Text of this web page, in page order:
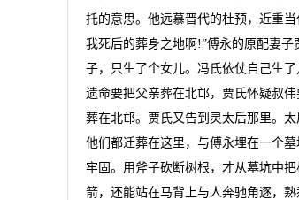
托的意思。他远慕晋代的杜预，近重
我死后的葬身之地啊!”傅永的原配妻
子，只生了个女儿。冯氏依仗自己生
遗命要把父亲葬在北邙，贾氏怀疑叔
葬在北邙。贾氏又告到灵太后那里。
他们都迁葬在这里，与傅永埋在一个
牢固。用斧子砍断树根，才从墓坑中
箭，还能站在马背上与人奔驰角逐，